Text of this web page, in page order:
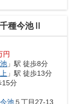
種今池Ⅱ
円
」駅 徒歩8分
」駅 徒歩13分
15分
今池５丁目27-13